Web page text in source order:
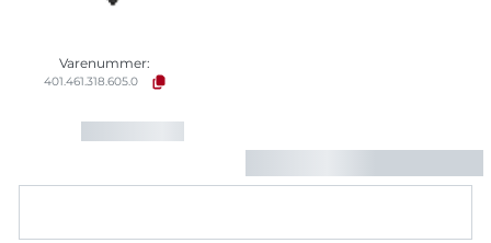
Varenummer:
401.461.318.605.0